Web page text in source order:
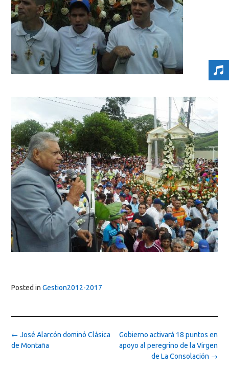
Posted in Gestion2012-2017
Post
navigation
Gobierno activará 18 puntos en
apoyo al peregrino de la Virgen
de La Consolación →
← José Alarcón dominó Clásica
de Montaña